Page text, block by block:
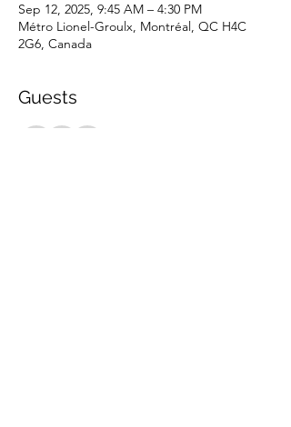
Sep 12, 2025, 9:45 AM – 4:30 PM
Métro Lionel-Groulx, Montréal, QC H4C
2G6, Canada
Guests